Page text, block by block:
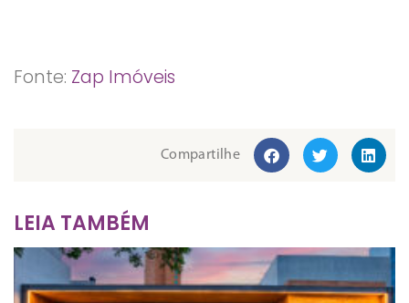
Fonte: Zap Imóveis
Compartilhe
LEIA TAMBÉM